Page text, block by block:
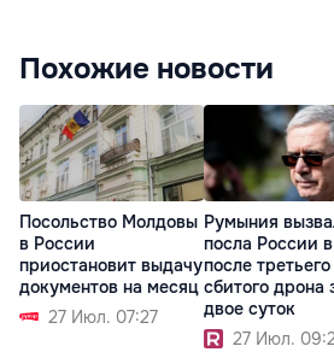
Похожие новости
Посольство Молдовы
в России
приостановит выдачу
документов на месяц
27 Июл. 07:27
Румыния
посла России
после третьего
сбитого дрона
двое суток
27 Июл.